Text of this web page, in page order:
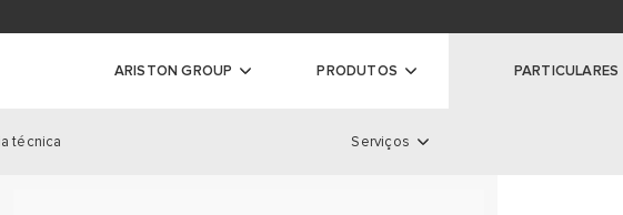
ARISTON GROUP PRODUTOS PARTICULARES
técnica Serviços